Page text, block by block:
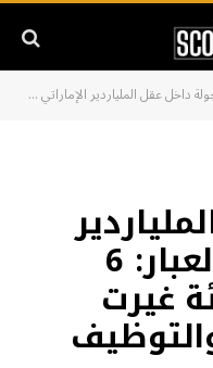
عقل الملياردير الإماراتي محمد العبار: 6 استراتيجيات جريئة غيرت مفاهيم الإدارة والتوظيف
الإماراتي محمد العبار: 6
غيرت